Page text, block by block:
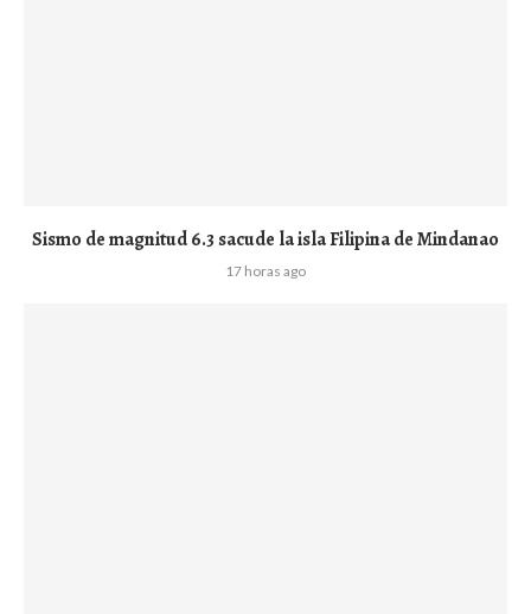
Sismo de magnitud 6.3 sacude la isla Filipina de Mindanao
17 horas ago